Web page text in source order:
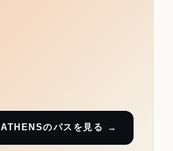
ATHENSのパスを見る →